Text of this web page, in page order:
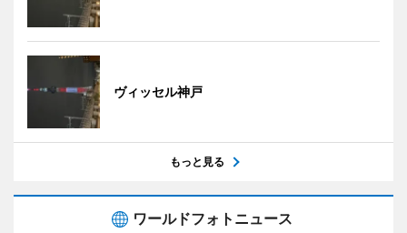
ヴィッセル神戸
もっと見る
ワールドフォトニュース